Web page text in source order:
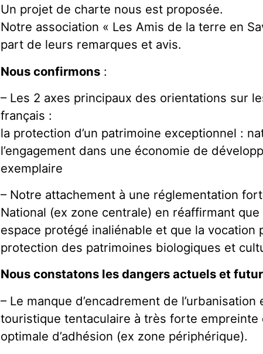
Un projet de charte nous est proposée.
Notre association « Les Amis de la terre en
part de leurs remarques et avis.
Nous confirmons :
– Les 2 axes principaux des orientations sur
français :
la protection d’un patrimoine exceptionnel :
l’engagement dans une économie de
exemplaire
– Notre attachement à une réglementation
National (ex zone centrale) en réaffirmant
espace protégé inaliénable et que la vocation
protection des patrimoines biologiques et
Nous constatons les dangers actuels et
– Le manque d’encadrement de
touristique tentaculaire à très forte empreinte
optimale d’adhésion (ex zone périphérique).